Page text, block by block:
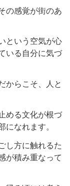
の感覚が街のあ
という空気が心
いる自分に気づ
からこそ、人と
める文化が根づ
になれます。
し方に触れるた
が積み重なって